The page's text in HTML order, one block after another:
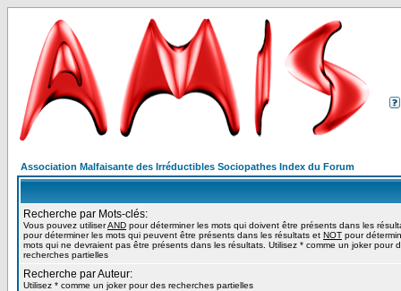
Association Malfaisante des Irréductibles Sociopathes Index du Forum
Recherche par Mots-clés:
Vous pouvez utiliserAND pour déterminer les mots qui doivent être présents dans les
pour déterminer les mots qui peuvent être présents dans les résultats et NOT pour
mots qui ne devraient pas être présents dans les résultats. Utilisez * comme un joker pour
recherches partielles
Recherche par Auteur:
Utilisez * comme un joker pour des recherches partielles